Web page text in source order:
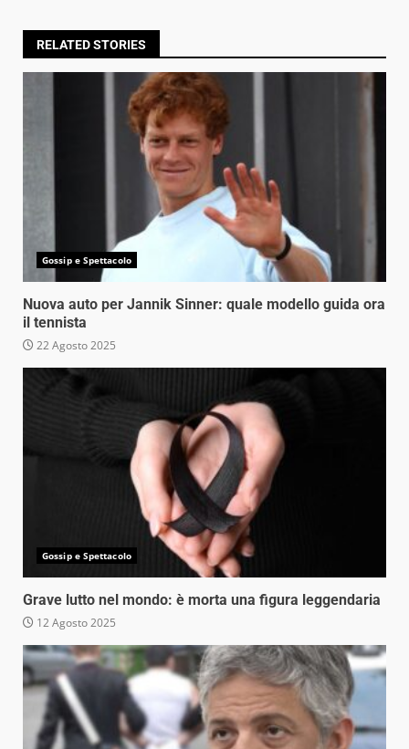
RELATED STORIES
Gossip e Spettacolo
Nuova auto per Jannik Sinner: quale modello guida ora
il tennista
22 Agosto 2025
Gossip e Spettacolo
Grave lutto nel mondo: è morta una figura leggendaria
12 Agosto 2025